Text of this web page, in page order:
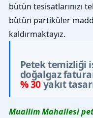
bütün tesisatlarınızı
bütün partiküler
kaldırmaktayız.
Petek temizliği
doğalgaz
% 30yakıt
Muallim Mahallesi